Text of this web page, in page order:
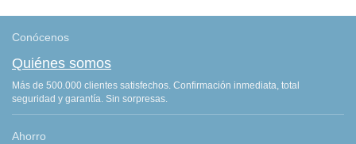
Conócenos
Quiénes somos
Más de 500.000 clientes satisfechos. Confirmación inmediata, total
seguridad y garantía. Sin sorpresas.
Ahorro